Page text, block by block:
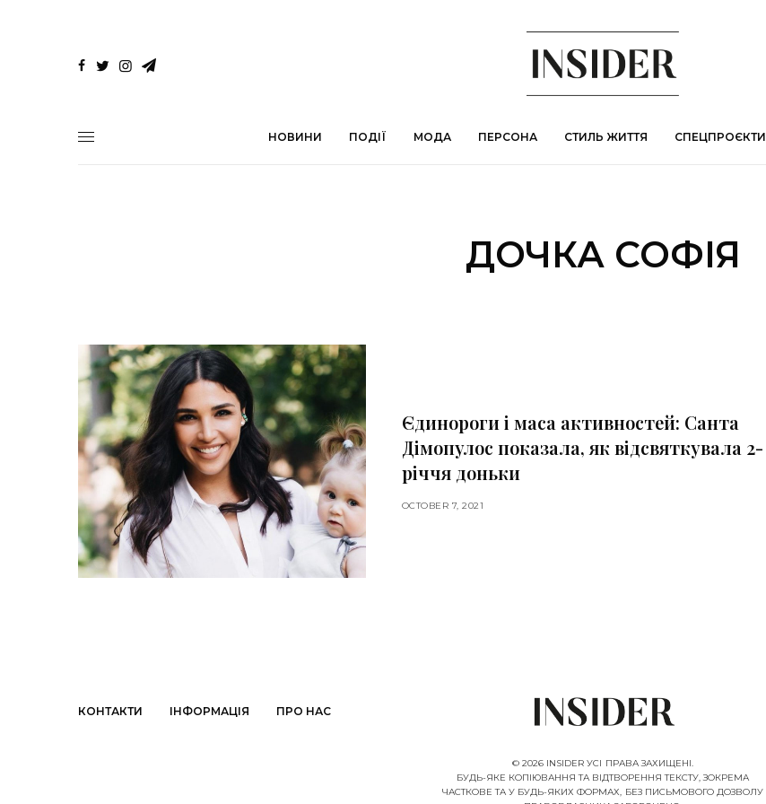
НОВИНИ ПОДІЇ МОДА ПЕРСОНА СТИЛЬ ЖИТТЯ СПЕЦПРОЄКТИ
ДОЧКА СОФІЯ
Єдинороги і маса активностей: Санта
Дімопулос показала, як відсвяткувала 2-
річчя доньки
OCTOBER 7, 2021
КОНТАКТИ ІНФОРМАЦІЯ ПРО НАС
© 2026 INSIDER УСІ ПРАВА ЗАХИЩЕНІ.
БУДЬ-ЯКЕ КОПІЮВАННЯ ТА ВІДТВОРЕННЯ ТЕКСТУ, ЗОКРЕМА
ЧАСТКОВЕ ТА У БУДЬ-ЯКИХ ФОРМАХ, БЕЗ ПИСЬМОВОГО ДОЗВОЛУ